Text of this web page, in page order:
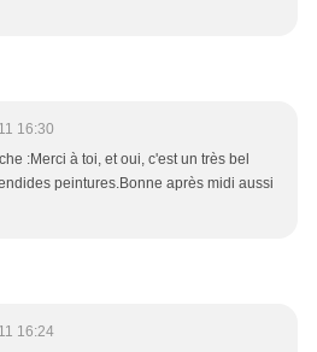
16:30
:Merci à toi, et oui, c'est un très bel
peintures.Bonne après midi aussi
16:24